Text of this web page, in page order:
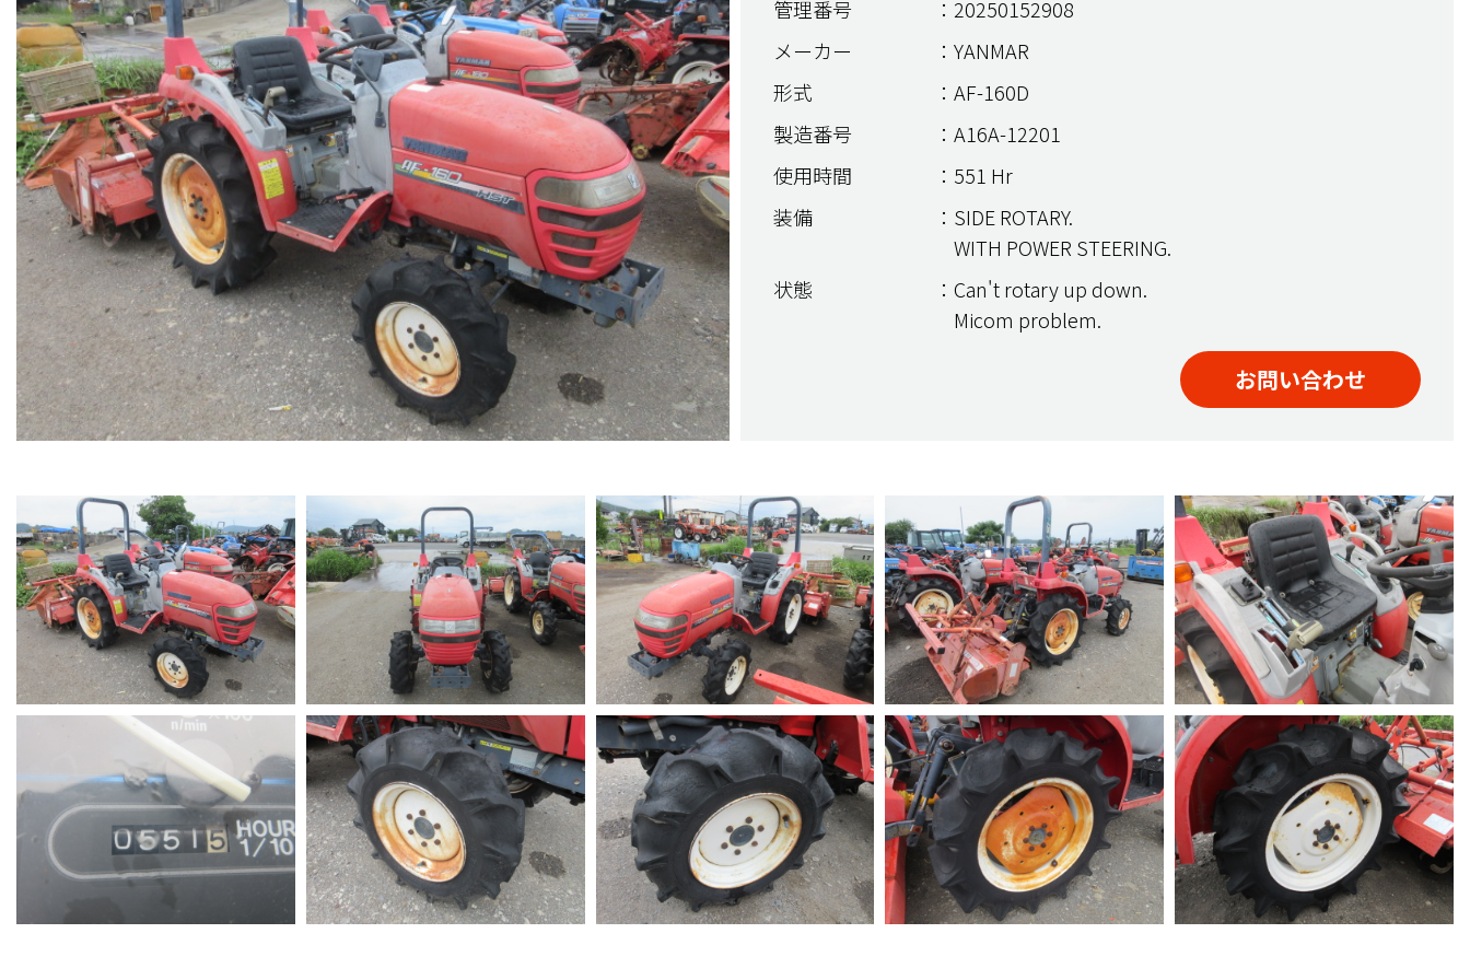
管理番号
：20250152908
メーカー
：YANMAR
形式
：AF-160D
製造番号
：A16A-12201
使用時間
：551 Hr
装備
：SIDE ROTARY.
WITH POWER STEERING.
状態
：Can't rotary up down.
Micom problem.
お問い合わせ